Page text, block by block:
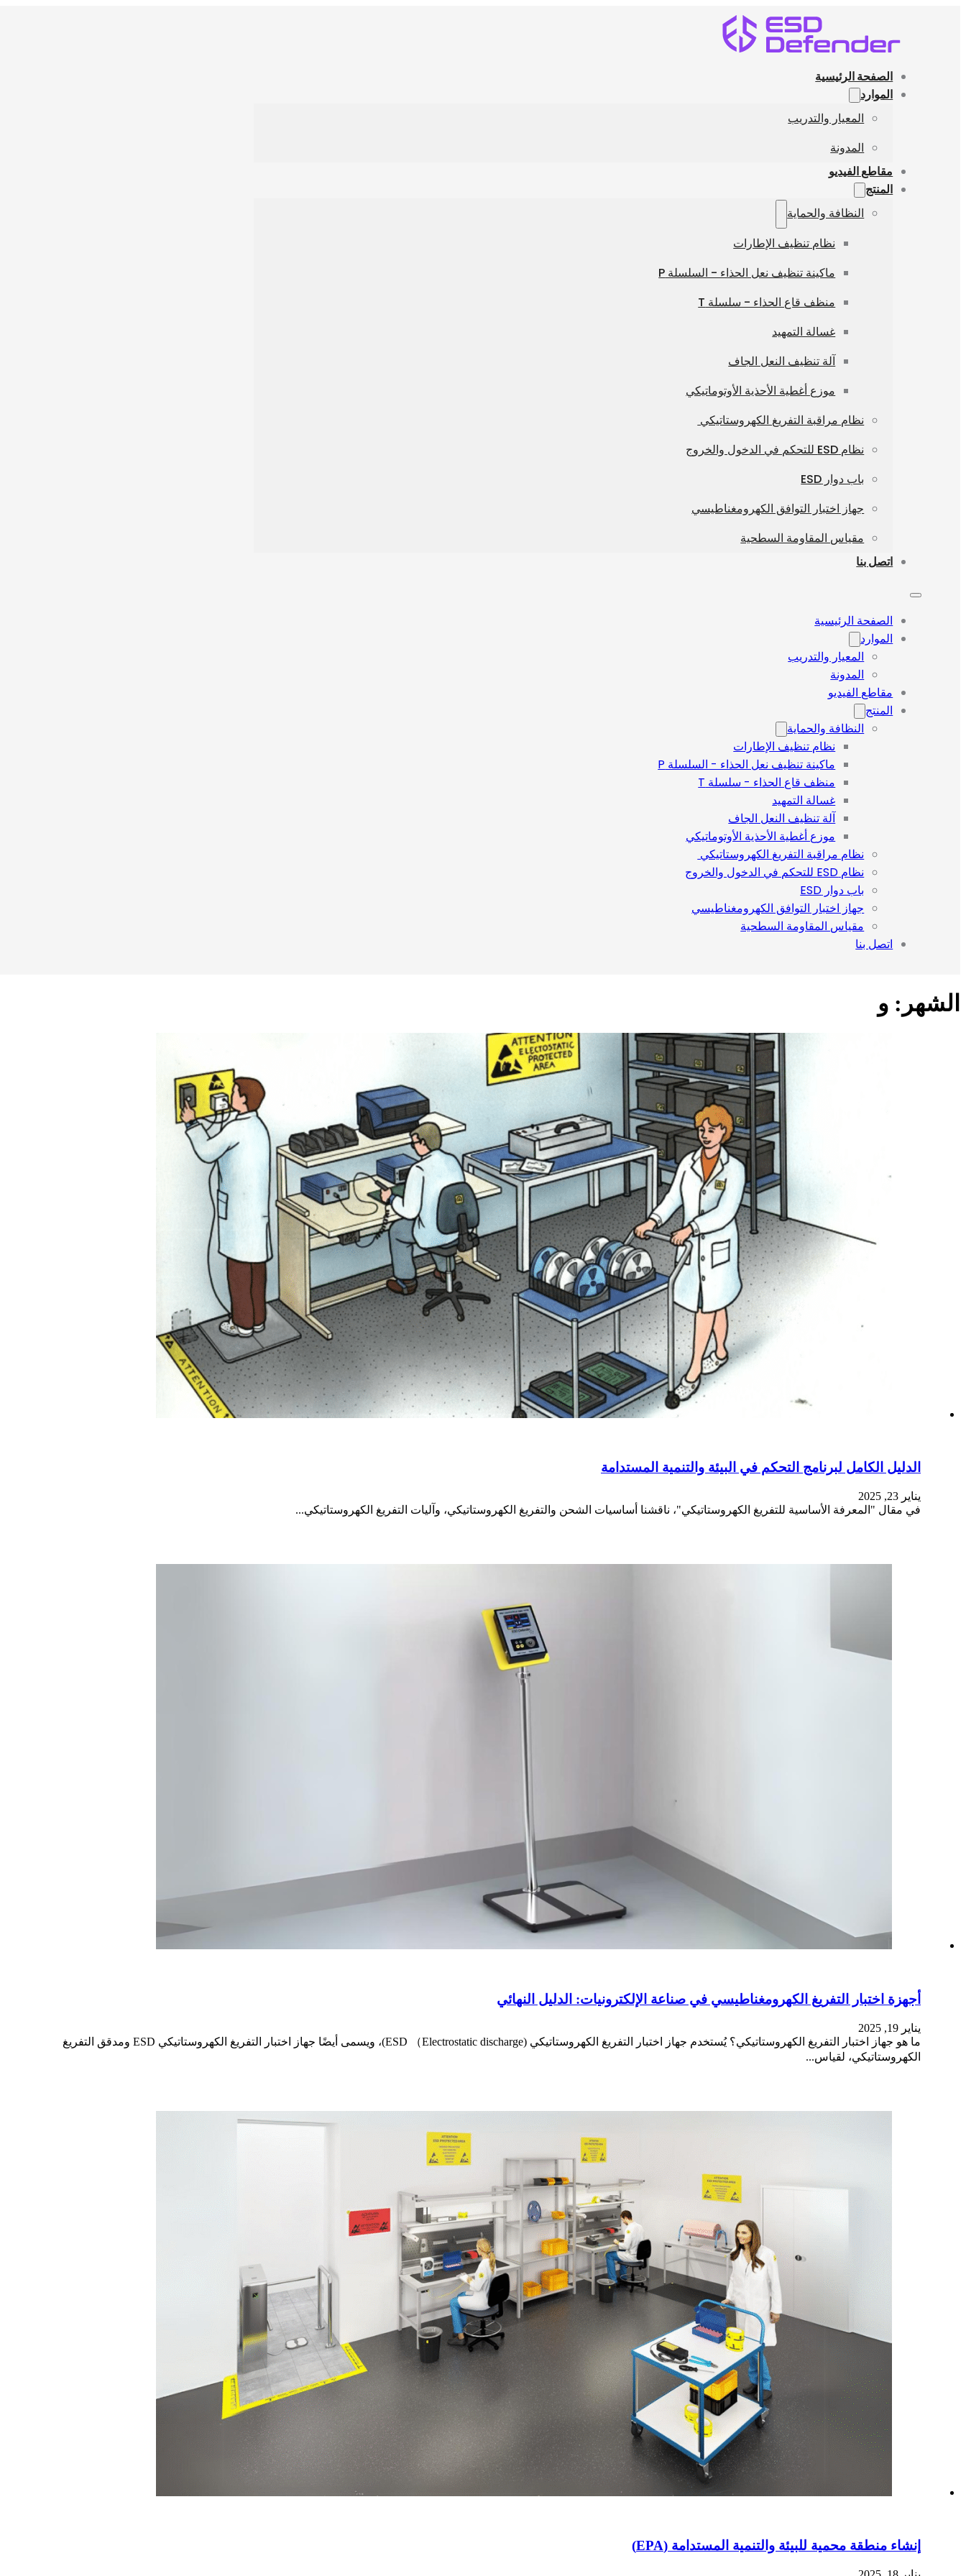
الصفحة الرئيسية
الموارد
المعيار والتدريب
المدونة
مقاطع الفيديو
المنتج
النظافة والحماية
نظام تنظيف الإطارات
ماكينة تنظيف نعل الحذاء - السلسلة P
منظف قاع الحذاء - سلسلة T
غسالة التمهيد
آلة تنظيف النعل الجاف
موزع أغطية الأحذية الأوتوماتيكي
نظام مراقبة التفريغ الكهروستاتيكي
نظام ESD للتحكم في الدخول والخروج
باب دوار ESD
جهاز اختبار التوافق الكهرومغناطيسي
مقياس المقاومة السطحية
اتصل بنا
الصفحة الرئيسية
الموارد
المعيار والتدريب
المدونة
مقاطع الفيديو
المنتج
النظافة والحماية
نظام تنظيف الإطارات
ماكينة تنظيف نعل الحذاء - السلسلة P
منظف قاع الحذاء - سلسلة T
غسالة التمهيد
آلة تنظيف النعل الجاف
موزع أغطية الأحذية الأوتوماتيكي
نظام مراقبة التفريغ الكهروستاتيكي
نظام ESD للتحكم في الدخول والخروج
باب دوار ESD
جهاز اختبار التوافق الكهرومغناطيسي
مقياس المقاومة السطحية
اتصل بنا
الشهر: و
الدليل الكامل لبرنامج التحكم في البيئة والتنمية المستدامة
يناير 23, 2025
في مقال "المعرفة الأساسية للتفريغ الكهروستاتيكي"، ناقشنا أساسيات الشحن والتفريغ الكهروستاتيكي، وآليات التفريغ الكهروستاتيكي...
أجهزة اختبار التفريغ الكهرومغناطيسي في صناعة الإلكترونيات: الدليل النهائي
يناير 19, 2025
ما هو جهاز اختبار التفريغ الكهروستاتيكي؟ يُستخدم جهاز اختبار التفريغ الكهروستاتيكي (ESD （Electrostatic discharge)، ويسمى أيضًا جهاز اختبار التفريغ الكهروستاتيكي ESD ومدقق التفريغ
الكهروستاتيكي، لقياس...
إنشاء منطقة محمية للبيئة والتنمية المستدامة (EPA)